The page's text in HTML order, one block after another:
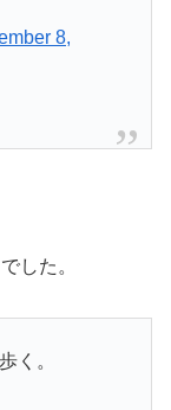
8,
した。
く。